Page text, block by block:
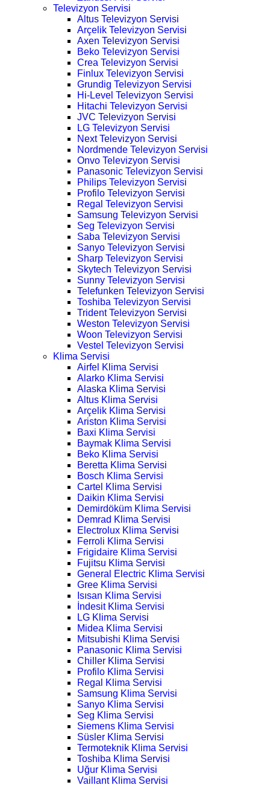
Televizyon Servisi
Altus Televizyon Servisi
Arçelik Televizyon Servisi
Axen Televizyon Servisi
Beko Televizyon Servisi
Crea Televizyon Servisi
Finlux Televizyon Servisi
Grundig Televizyon Servisi
Hi-Level Televizyon Servisi
Hitachi Televizyon Servisi
JVC Televizyon Servisi
LG Televizyon Servisi
Next Televizyon Servisi
Nordmende Televizyon Servisi
Onvo Televizyon Servisi
Panasonic Televizyon Servisi
Philips Televizyon Servisi
Profilo Televizyon Servisi
Regal Televizyon Servisi
Samsung Televizyon Servisi
Seg Televizyon Servisi
Saba Televizyon Servisi
Sanyo Televizyon Servisi
Sharp Televizyon Servisi
Skytech Televizyon Servisi
Sunny Televizyon Servisi
Telefunken Televizyon Servisi
Toshiba Televizyon Servisi
Trident Televizyon Servisi
Weston Televizyon Servisi
Woon Televizyon Servisi
Vestel Televizyon Servisi
Klima Servisi
Airfel Klima Servisi
Alarko Klima Servisi
Alaska Klima Servisi
Altus Klima Servisi
Arçelik Klima Servisi
Ariston Klima Servisi
Baxi Klima Servisi
Baymak Klima Servisi
Beko Klima Servisi
Beretta Klima Servisi
Bosch Klima Servisi
Cartel Klima Servisi
Daikin Klima Servisi
Demirdöküm Klima Servisi
Demrad Klima Servisi
Electrolux Klima Servisi
Ferroli Klima Servisi
Frigidaire Klima Servisi
Fujitsu Klima Servisi
General Electric Klima Servisi
Gree Klima Servisi
Isısan Klima Servisi
İndesit Klima Servisi
LG Klima Servisi
Midea Klima Servisi
Mitsubishi Klima Servisi
Panasonic Klima Servisi
Chiller Klima Servisi
Profilo Klima Servisi
Regal Klima Servisi
Samsung Klima Servisi
Sanyo Klima Servisi
Seg Klima Servisi
Siemens Klima Servisi
Süsler Klima Servisi
Termoteknik Klima Servisi
Toshiba Klima Servisi
Uğur Klima Servisi
Vaillant Klima Servisi